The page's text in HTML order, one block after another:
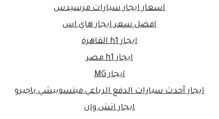
اسعار ايجار سيارات مرسيدس
افضل سعر ايجار هاي اس
ايجار h1 القاهرة
ايجار h1 مصر
ايجار MG
ايجار أحدث سيارات الدفع الرباعي ميتسوبيشي باجيرو
ايجار اتش وان